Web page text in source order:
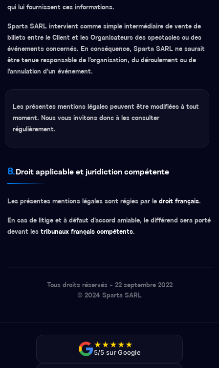
qui lui fournissent ces informations.
Sparta SARL intervient comme simple intermédiaire de vente de
billets entre le Client et les Organisateurs des spectacles ou des
événements concernés. En conséquence, Sparta SARL ne saurait
être tenue responsable de l'organisation, du déroulement ou de
l'annulation d'un événement.
Les présentes mentions légales peuvent être modifiées à tout
moment. Nous vous invitons donc à les consulter
régulièrement.
8. Droit applicable et juridiction compétente
Les présentes mentions légales sont régies par le droit français.
En cas de litige et à défaut d'accord amiable, le différend sera porté
devant les tribunaux français compétents.
Tous droits réservés - 22 septembre 2022
© 2024 Sparta SARL
★★★★★
5/5 sur Google